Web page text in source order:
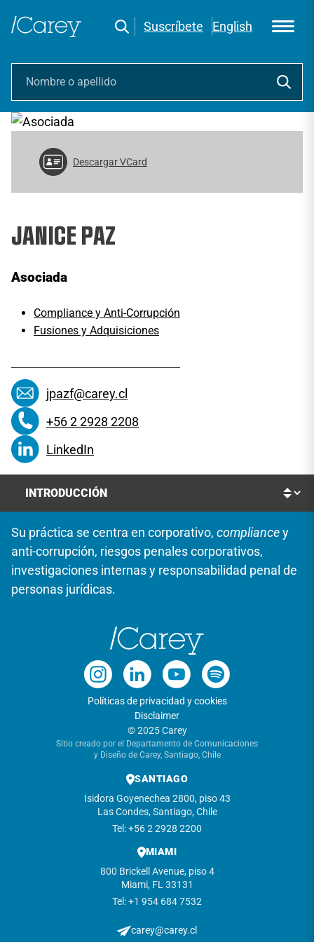
Suscríbete English
Descargar VCard
JANICE PAZ
Asociada
Compliance y Anti-Corrupción
Fusiones y Adquisiciones
jpazf@carey.cl
+56 2 2928 2208
LinkedIn
Su práctica se centra en corporativo, compliancey
anti-corrupción, riesgos penales corporativos,
investigaciones internas y responsabilidad penal de
personas jurídicas.
Políticas de privacidad y cookies
Disclaimer
© 2025 Carey
Sitio creado por el Departamento de Comunicaciones
y Diseño de Carey, Santiago, Chile
SANTIAGO
Isidora Goyenechea 2800, piso 43
Las Condes, Santiago, Chile
Tel: +56 2 2928 2200
MIAMI
800 Brickell Avenue, piso 4
Miami, FL 33131
Tel: +1 954 684 7532
carey@carey.cl